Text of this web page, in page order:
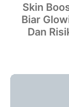
Skin
Biar
Dan